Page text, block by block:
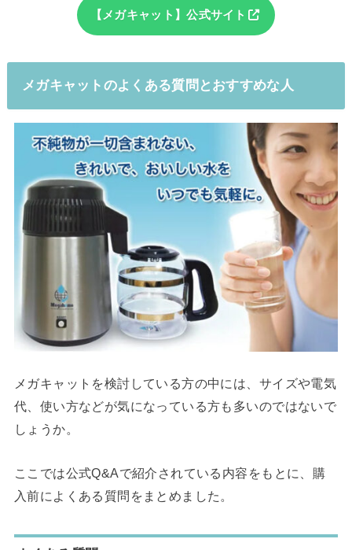
【メガキャット】公式サイト
メガキャットのよくある質問とおすすめな人
メガキャットを検討している方の中には、サイズや電気
代、使い方などが気になっている方も多いのではないで
しょうか。
ここでは公式Q&Aで紹介されている内容をもとに、購
入前によくある質問をまとめました。